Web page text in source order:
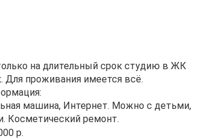
на длительный срок студию в ЖК
Для проживания имеется всё.
машина, Интернет. Можно с детьми,
ремонт.
р.